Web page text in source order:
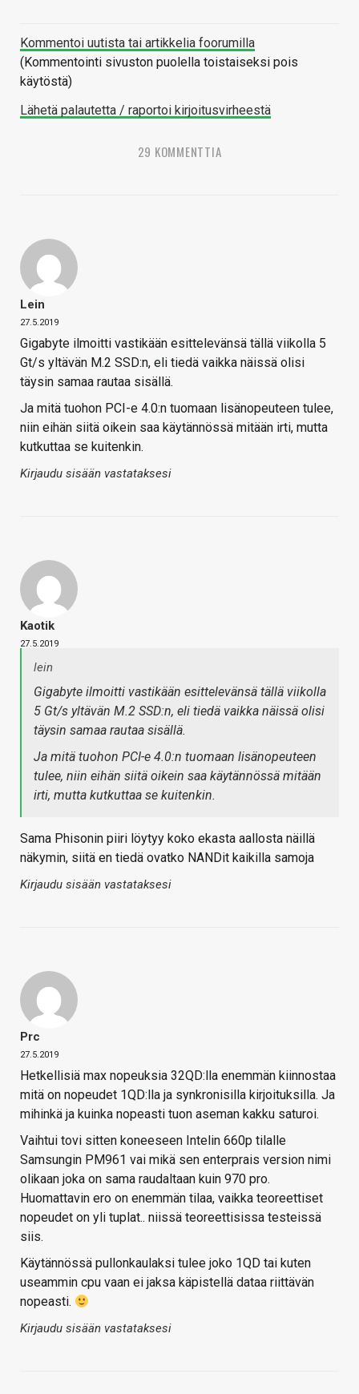
Kommentoi uutista tai artikkelia foorumilla
(Kommentointi sivuston puolella toistaiseksi pois
käytöstä)
Lähetä palautetta / raportoi kirjoitusvirheestä
29 KOMMENTTIA
Lein
27.5.2019
Gigabyte ilmoitti vastikään esittelevänsä tällä viikolla 5
Gt/s yltävän M.2 SSD:n, eli tiedä vaikka näissä olisi
täysin samaa rautaa sisällä.
Ja mitä tuohon PCI-e 4.0:n tuomaan lisänopeuteen tulee,
niin eihän siitä oikein saa käytännössä mitään irti, mutta
kutkuttaa se kuitenkin.
Kirjaudu sisään vastataksesi
Kaotik
27.5.2019
lein
Gigabyte ilmoitti vastikään esittelevänsä tällä viikolla
5 Gt/s yltävän M.2 SSD:n, eli tiedä vaikka näissä olisi
täysin samaa rautaa sisällä.
Ja mitä tuohon PCI-e 4.0:n tuomaan lisänopeuteen
tulee, niin eihän siitä oikein saa käytännössä mitään
irti, mutta kutkuttaa se kuitenkin.
Sama Phisonin piiri löytyy koko ekasta aallosta näillä
näkymin, siitä en tiedä ovatko NANDit kaikilla samoja
Kirjaudu sisään vastataksesi
Prc
27.5.2019
Hetkellisiä max nopeuksia 32QD:lla enemmän kiinnostaa
mitä on nopeudet 1QD:lla ja synkronisilla kirjoituksilla. Ja
mihinkä ja kuinka nopeasti tuon aseman kakku saturoi.
Vaihtui tovi sitten koneeseen Intelin 660p tilalle
Samsungin PM961 vai mikä sen enterprais version nimi
olikaan joka on sama raudaltaan kuin 970 pro.
Huomattavin ero on enemmän tilaa, vaikka teoreettiset
nopeudet on yli tuplat.. niissä teoreettisissa testeissä
siis.
Käytännössä pullonkaulaksi tulee joko 1QD tai kuten
useammin cpu vaan ei jaksa käpistellä dataa riittävän
nopeasti.
Kirjaudu sisään vastataksesi